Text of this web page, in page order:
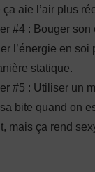
ça aie l’air plus
#4 : Bouger son
l’énergie en
statique.
#5 : Utiliser un
bite quand on
mais ça rend